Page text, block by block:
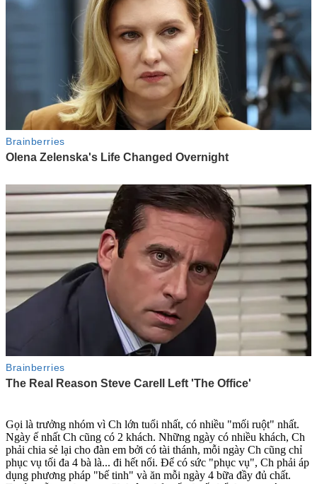
Gọi là trưởng nhóm vì Ch lớn tuổi nhất, có nhiều "mối ruột" nhất.
Ngày ế nhất Ch cũng có 2 khách. Những ngày có nhiều khách, Ch
phải chia sẻ lại cho đàn em bởi có tài thánh, mỗi ngày Ch cũng chỉ
phục vụ tối đa 4 bà là... đi hết nổi. Để có sức "phục vụ", Ch phải áp
dụng phương pháp "bế tinh" và ăn mỗi ngày 4 bữa đầy đủ chất.